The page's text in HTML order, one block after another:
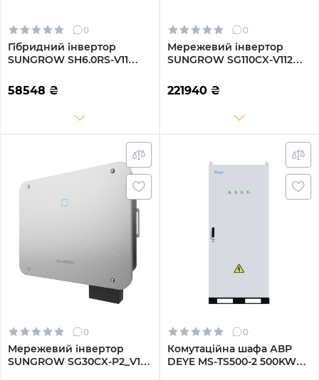
0
Гібридний інвертор
SUNGROW SH6.0RS-V11
Однофазний (ASH00099)
58548 ₴
0
Мережевий інвертор
SUNGROW SG110CX-V112
Трифазний (ASG02271)
221940 ₴
0
Мережевий інвертор
SUNGROW SG30CX-P2_V1+
0
Комутаційна шафа АВР
DEYE MS-TS500-2 500KW